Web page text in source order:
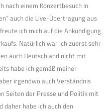
nach einem Konzertbesuch in
auch die Live-Übertragung aus
ich mich auf die Ankündigung
Natürlich war ich zuerst sehr
auch Deutschland nicht mit
habe ich gemäß meiner
irgendwo auch Verständnis
Seiten der Presse und Politik mit
habe ich auch den